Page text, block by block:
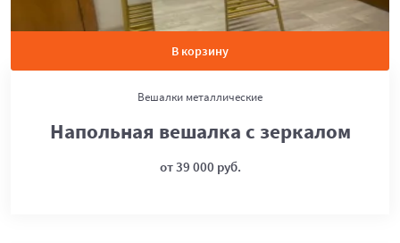
В корзину
Вешалки металлические
Напольная вешалка с зеркалом
от 39 000 руб.